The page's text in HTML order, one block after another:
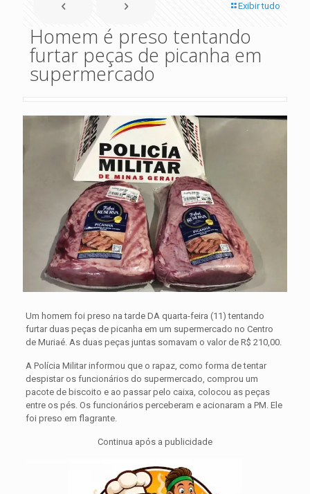
Exibir tudo
Homem é preso tentando
furtar peças de picanha em
supermercado
Um homem foi preso na tarde DA quarta-feira (11) tentando
furtar duas peças de picanha em um supermercado no Centro
de Muriaé. As duas peças juntas somavam o valor de R$ 210,00.
A Polícia Militar informou que o rapaz, como forma de tentar
despistar os funcionários do supermercado, comprou um
pacote de biscoito e ao passar pelo caixa, colocou as peças
entre os pés. Os funcionários perceberam e acionaram a PM. Ele
foi preso em flagrante.
Continua após a publicidade